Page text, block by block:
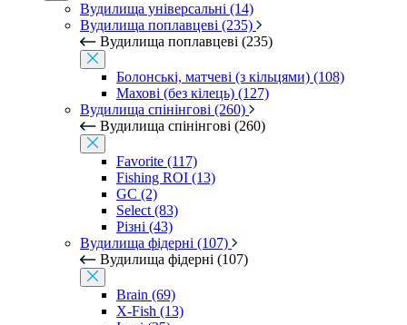
Вудилища універсальні (14)
Вудилища поплавцеві (235)
Вудилища поплавцеві (235)
Болонські, матчеві (з кільцями) (108)
Махові (без кілець) (127)
Вудилища спінінгові (260)
Вудилища спінінгові (260)
Favorite (117)
Fishing ROI (13)
GC (2)
Select (83)
Різні (43)
Вудилища фідерні (107)
Вудилища фідерні (107)
Brain (69)
X-Fish (13)